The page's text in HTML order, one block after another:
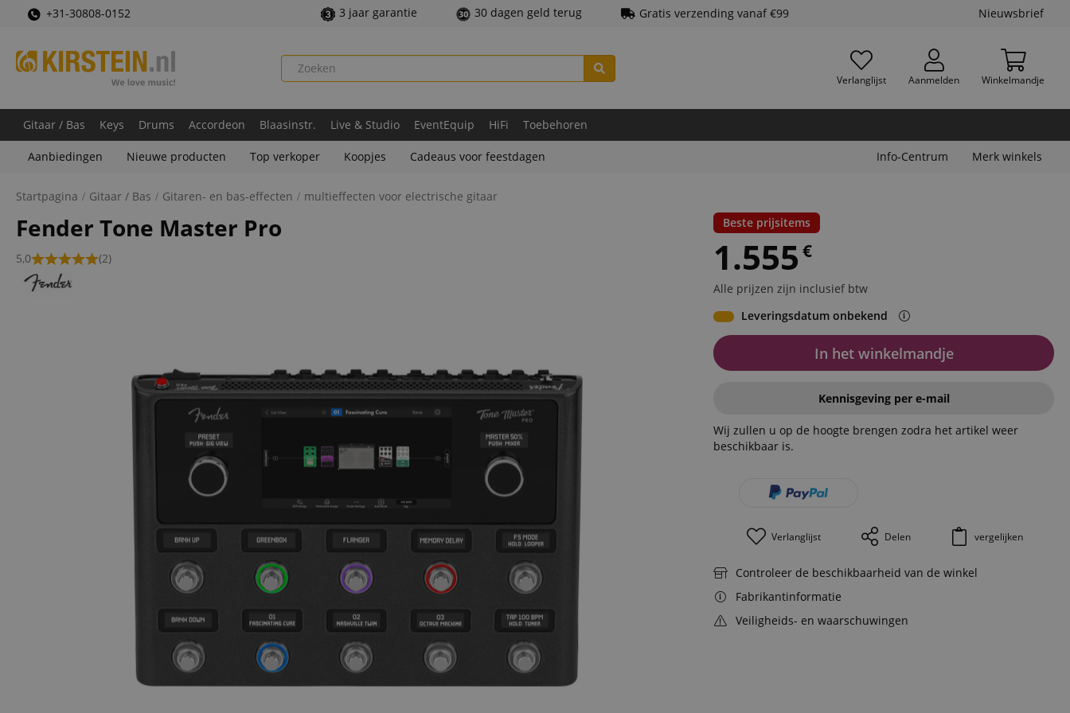
+31-30808-0152 3 jaar garantie 30 dagen geld terug Gratis verzending vanaf €99 Nieuwsbrief
Verlanglijst Aanmelden Winkelmandje
Gitaar / Bas Keys Drums Accordeon Blaasinstr. Live & Studio EventEquip HiFi Toebehoren
Aanbiedingen Nieuwe producten Top verkoper Koopjes Cadeaus voor feestdagen Info-Centrum Merk winkels
Startpagina Gitaar / Bas Gitaren- en bas-effecten multieffecten voor electrische gitaar
Fender Tone Master Pro
5,0 (2)
Beste prijsitems
1.555 €
Alle prijzen zijn inclusief btw
Leveringsdatum onbekend
In het winkelmandje
Kennisgeving per e-mail
Wij zullen u op de hoogte brengen zodra het artikel weer
beschikbaar is.
Verlanglijst Delen vergelijken
Controleer de beschikbaarheid van de winkel
Fabrikantinformatie
Veiligheids- en waarschuwingen